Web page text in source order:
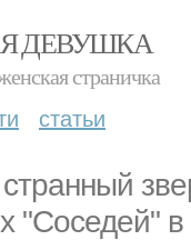
ДЕВУШКА
страничка
статьи
"Соседей"